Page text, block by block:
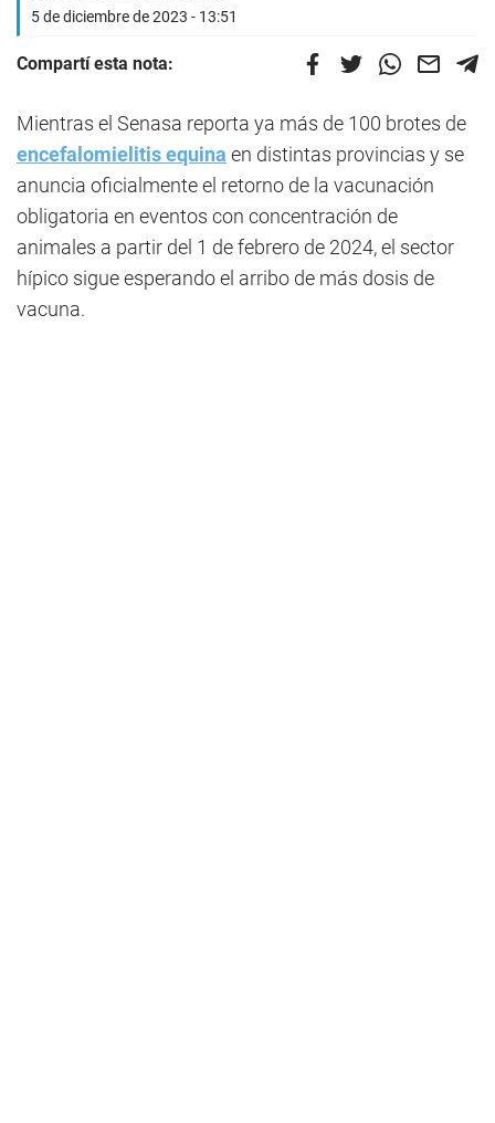
5 de diciembre de 2023 - 13:51
Compartí esta nota:
Mientras el Senasa reporta ya más de 100 brotes de
encefalomielitis equina en distintas provincias y se
anuncia oficialmente el retorno de la vacunación
obligatoria en eventos con concentración de
animales a partir del 1 de febrero de 2024, el sector
hípico sigue esperando el arribo de más dosis de
vacuna.